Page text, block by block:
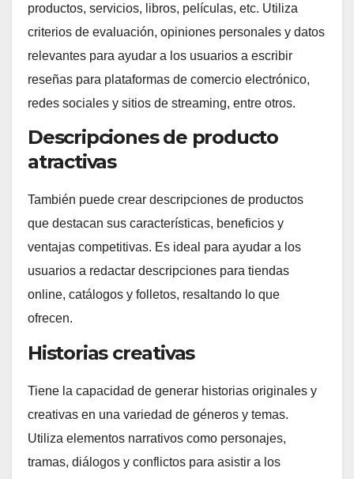
productos, servicios, libros, películas, etc. Utiliza
criterios de evaluación, opiniones personales y datos
relevantes para ayudar a los usuarios a escribir
reseñas para plataformas de comercio electrónico,
redes sociales y sitios de streaming, entre otros.
Descripciones de producto
atractivas
También puede crear descripciones de productos
que destacan sus características, beneficios y
ventajas competitivas. Es ideal para ayudar a los
usuarios a redactar descripciones para tiendas
online, catálogos y folletos, resaltando lo que
ofrecen.
Historias creativas
Tiene la capacidad de generar historias originales y
creativas en una variedad de géneros y temas.
Utiliza elementos narrativos como personajes,
tramas, diálogos y conflictos para asistir a los